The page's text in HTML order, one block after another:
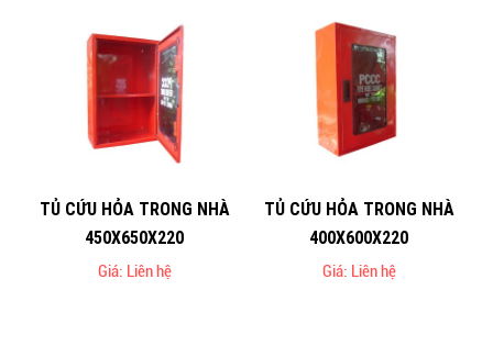
TỦ CỨU HỎA TRONG NHÀ
450X650X220
Giá: Liên hệ
TỦ CỨU HỎA TRONG NHÀ
400X600X220
Giá: Liên hệ